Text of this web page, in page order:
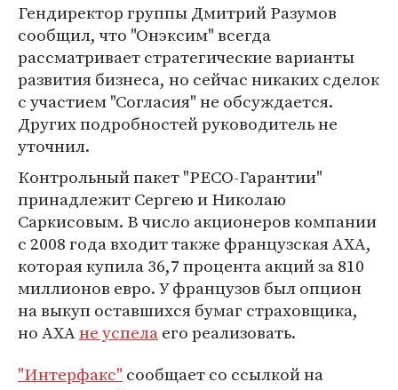
Гендиректор группы Дмитрий Разумов
сообщил, что "Онэксим" всегда
рассматривает стратегические варианты
развития бизнеса, но сейчас никаких сделок
с участием "Согласия" не обсуждается.
Других подробностей руководитель не
уточнил.
Контрольный пакет "РЕСО-Гарантии"
принадлежит Сергею и Николаю
Саркисовым. В число акционеров компании
с 2008 года входит также французская AXA,
которая купила 36,7 процента акций за 810
миллионов евро. У французов был опцион
на выкуп оставшихся бумаг страховщика,
но АХАне успелаего реализовать.
"Интерфакс" сообщает со ссылкой на